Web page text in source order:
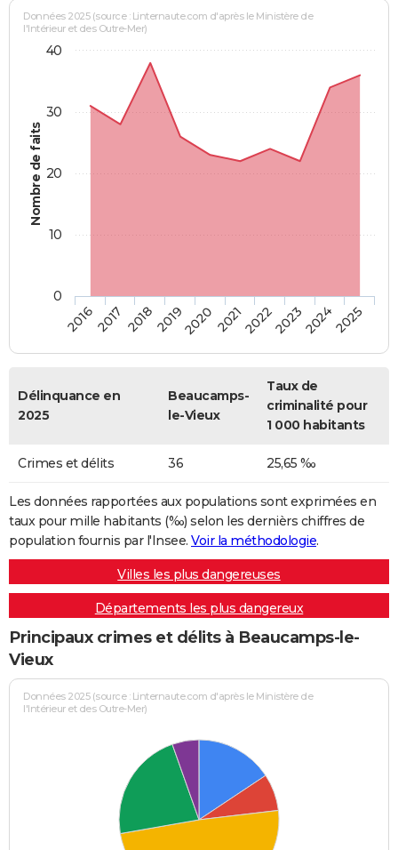
Nombre de faits
Données 2025 (source : Linternaute.com d'après le Ministère de
l'Intérieur et des Outre-Mer)
20162017 20182019202020212022202320242025
0
10
20
30
40
Délinquance en
2025
Beaucamps-
le-Vieux
Taux de
criminalité pour
1 000 habitants
Crimes et délits 36 25,65 ‰
Les données rapportées aux populations sont exprimées en
taux pour mille habitants (‰) selon les dernièrs chiffres de
population fournis par l'Insee. Voir la méthodologie.
Villes les plus dangereuses
Départements les plus dangereux
Principaux crimes et délits à Beaucamps-le-
Vieux
Données 2025 (source : Linternaute.com d'après le Ministère de
l'Intérieur et des Outre-Mer)